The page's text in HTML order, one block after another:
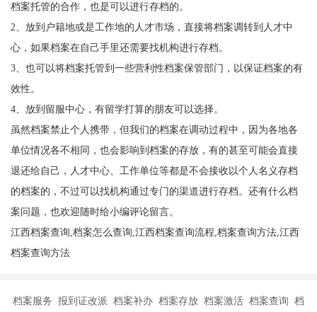
档案托管的合作，也是可以进行存档的。
2、放到户籍地或是工作地的人才市场，直接将档案调转到人才中
心，如果档案在自己手里还需要找机构进行存档。
3、也可以将档案托管到一些营利性档案保管部门，以保证档案的有
效性。
4、放到留服中心，有留学打算的朋友可以选择。
虽然档案禁止个人携带，但我们的档案在调动过程中，因为各地各
单位情况各不相同，也会影响到档案的存放，有的甚至可能会直接
退还给自己，人才中心、工作单位等都是不会接收以个人名义存档
的档案的，不过可以找机构通过专门的渠道进行存档。还有什么档
案问题，也欢迎随时给小编评论留言。
江西档案查询,档案怎么查询,江西档案查询流程,档案查询方法,江西
档案查询方法
档案服务 报到证改派 档案补办 档案存放 档案激活 档案查询 档